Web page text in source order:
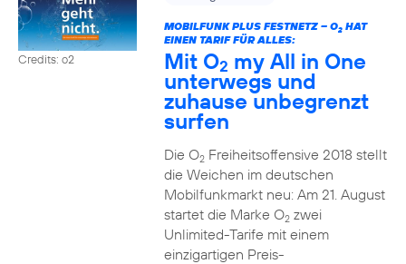
Credits: o2
MOBILFUNK PLUS FESTNETZ – O2HAT
EINEN TARIF FÜR ALLES:
Mit O2 my All in One
unterwegs und
zuhause unbegrenzt
surfen
Die O2Freiheitsoffensive 2018 stellt
die Weichen im deutschen
Mobilfunkmarkt neu: Am 21. August
startet die Marke O2zwei
Unlimited-Tarife mit einem
einzigartigen Preis-